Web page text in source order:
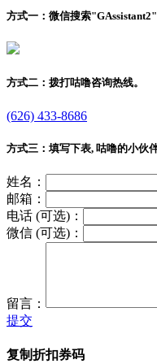
方式一： 微信搜索"GAssistant2
方式二： 拨打咕噜咨询热线。
(626) 433-8686
方式三： 填写下表, 咕噜的小伙
姓名：
邮箱：
电话 (可选)：
微信 (可选)：
留言：
提交
复制折扣券码